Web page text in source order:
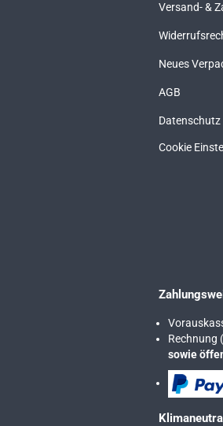
Versand- &
Neues
AGB
Datenschutz
Cookie
Rechnung (
sowie